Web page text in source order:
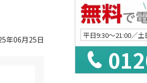
年06月25日 平日9:30〜21:00／土